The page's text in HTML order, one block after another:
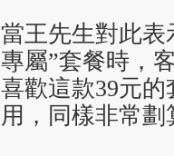
當王先生對此
專屬”套餐時，
喜歡這款39元
用，同樣非常劃